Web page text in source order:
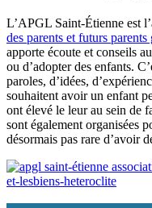
L’APGL Saint-Étienne est
des parents et futurs parents
apporte écoute et conseils
ou d’adopter des enfants.
paroles, d’idées,
souhaitent avoir un enfant
ont élevé le leur au sein de
sont également organisées
désormais pas rare d’avoir